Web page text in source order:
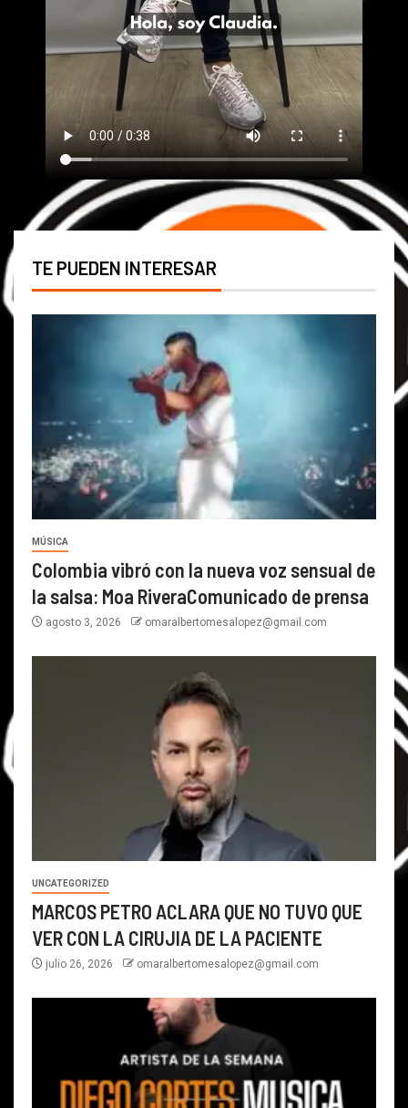
TE PUEDEN INTERESAR
MÚSICA
Colombia vibró con la nueva voz sensual de
la salsa: Moa RiveraComunicado de prensa
agosto 3, 2026 omaralbertomesalopez@gmail.com
UNCATEGORIZED
MARCOS PETRO ACLARA QUE NO TUVO QUE
VER CON LA CIRUJIA DE LA PACIENTE
julio 26, 2026 omaralbertomesalopez@gmail.com